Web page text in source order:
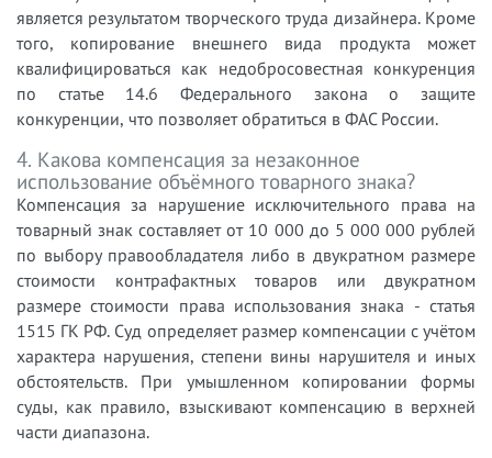
является результатом творческого труда дизайнера. Кроме
того, копирование внешнего вида продукта может
квалифицироваться как недобросовестная конкуренция
по статье 14.6 Федерального закона о защите
конкуренции, что позволяет обратиться в ФАС России.
4. Какова компенсация за незаконное
использование объёмного товарного знака?
Компенсация за нарушение исключительного права на
товарный знак составляет от 10 000 до 5 000 000 рублей
по выбору правообладателя либо в двукратном размере
стоимости контрафактных товаров или двукратном
размере стоимости права использования знака - статья
1515 ГК РФ. Суд определяет размер компенсации с учётом
характера нарушения, степени вины нарушителя и иных
обстоятельств. При умышленном копировании формы
суды, как правило, взыскивают компенсацию в верхней
части диапазона.